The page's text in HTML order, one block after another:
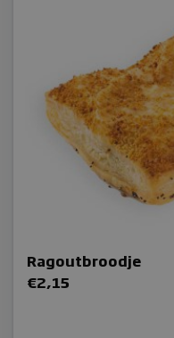
Ragoutbroodje
€2,15